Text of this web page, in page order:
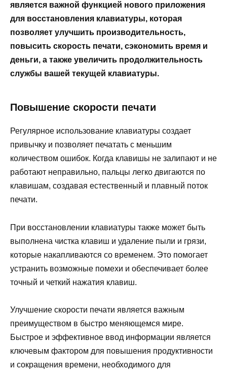
является важной функцией нового приложения
для восстановления клавиатуры, которая
позволяет улучшить производительность,
повысить скорость печати, сэкономить время и
деньги, а также увеличить продолжительность
службы вашей текущей клавиатуры.
Повышение скорости печати
Регулярное использование клавиатуры создает
привычку и позволяет печатать с меньшим
количеством ошибок. Когда клавишы не залипают и не
работают неправильно, пальцы легко двигаются по
клавишам, создавая естественный и плавный поток
печати.
При восстановлении клавиатуры также может быть
выполнена чистка клавиш и удаление пыли и грязи,
которые накапливаются со временем. Это помогает
устранить возможные помехи и обеспечивает более
точный и четкий нажатия клавиш.
Улучшение скорости печати является важным
преимуществом в быстро меняющемся мире.
Быстрое и эффективное ввод информации является
ключевым фактором для повышения продуктивности
и сокращения времени, необходимого для